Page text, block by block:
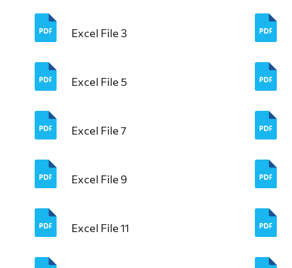
Excel File 3
Excel File 5
Excel File 7
Excel File 9
Excel File 11